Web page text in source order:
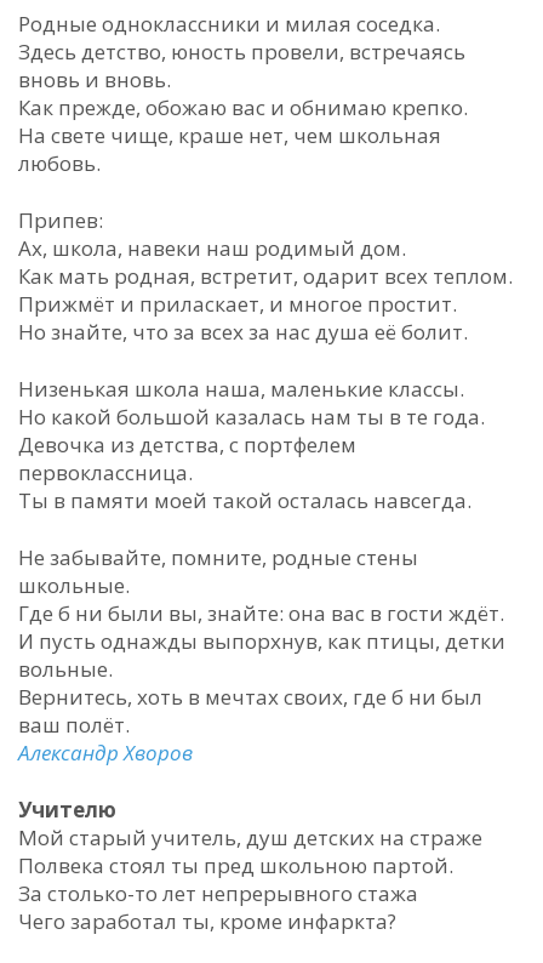
Родные одноклассники и милая соседка.
Здесь детство, юность провели, встречаясь
вновь и вновь.
Как прежде, обожаю вас и обнимаю крепко.
На свете чище, краше нет, чем школьная
любовь.
Припев:
Ах, школа, навеки наш родимый дом.
Как мать родная, встретит, одарит всех теплом.
Прижмёт и приласкает, и многое простит.
Но знайте, что за всех за нас душа её болит.
Низенькая школа наша, маленькие классы.
Но какой большой казалась нам ты в те года.
Девочка из детства, с портфелем
первоклассница.
Ты в памяти моей такой осталась навсегда.
Не забывайте, помните, родные стены
школьные.
Где б ни были вы, знайте: она вас в гости ждёт.
И пусть однажды выпорхнув, как птицы, детки
вольные.
Вернитесь, хоть в мечтах своих, где б ни был
ваш полёт.
Александр Хворов
Учителю
Мой старый учитель, душ детских на страже
Полвека стоял ты пред школьною партой.
За столько-то лет непрерывного стажа
Чего заработал ты, кроме инфаркта?